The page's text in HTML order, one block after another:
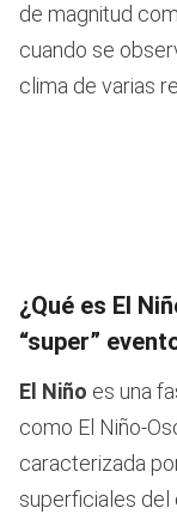
de magnitud
cuando se
clima de varias
¿Qué es El
“super”
El Niño es una
como El Niño-
caracterizada
superficiales del